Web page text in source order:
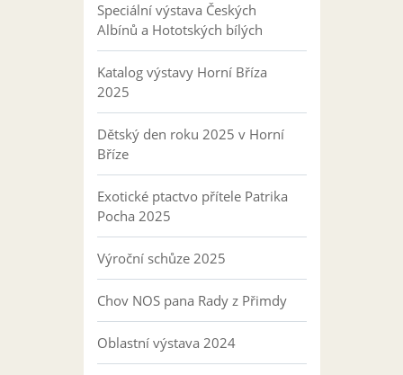
Speciální výstava Českých
Albínů a Hototských bílých
Katalog výstavy Horní Bříza
2025
Dětský den roku 2025 v Horní
Bříze
Exotické ptactvo přítele Patrika
Pocha 2025
Výroční schůze 2025
Chov NOS pana Rady z Přimdy
Oblastní výstava 2024